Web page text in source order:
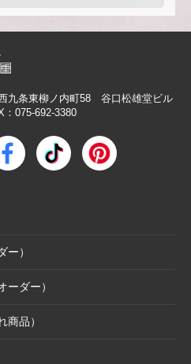
場づくりを応援！訴求力を高
定のお願い
】色エンピツ作家 かわばたあき
ンダーランドへと誘うアートグ
ックス〉と〈ミニアートボック
するお詫びと交換対応のお知ら
】新柄発表
九条東柳ノ内町58 谷口松雄堂ビル
：075-692-3380
ー）
ーダー）
商品）